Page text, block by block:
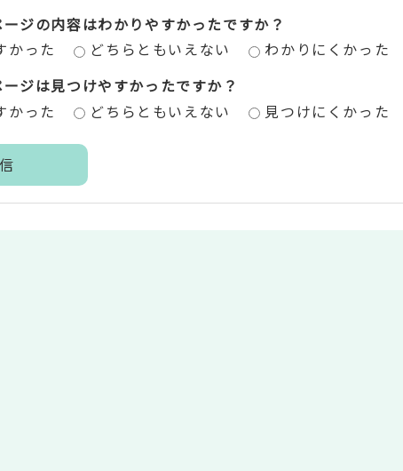
ジの内容はわかりやすかったですか？
かった
どちらともいえない
わかりにくかった
ジは見つけやすかったですか？
かった
どちらともいえない 見つけにくかった